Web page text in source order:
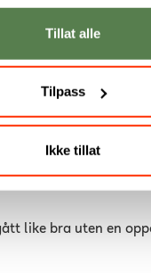
Tillat alle
Tilpass
Ikke tillat
han funnet en god
legger opp til gjør at
tiden min selv, i
som miljøarbeider og
dag. Han er også
han har vært gift med
like bra uten en